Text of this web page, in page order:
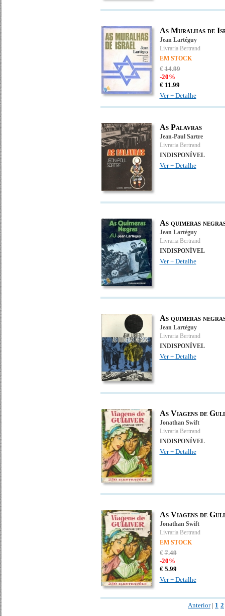
As Muralhas de
Jean Lartéguy
Livraria Bertrand
EM STOCK
€14.99
-20%
€ 11.99
Ver + Detalhe
As Palavras
Jean-Paul Sartre
Livraria Bertrand
INDISPONÍVEL
Ver + Detalhe
As quimeras
Jean Lartéguy
Livraria Bertrand
INDISPONÍVEL
Ver + Detalhe
As quimeras
Jean Lartéguy
Livraria Bertrand
INDISPONÍVEL
Ver + Detalhe
As Viagens de
Jonathan Swift
Livraria Bertrand
INDISPONÍVEL
Ver + Detalhe
As Viagens de
Jonathan Swift
Livraria Bertrand
EM STOCK
€7.49
-20%
€ 5.99
Ver + Detalhe
Anterior| 1 2